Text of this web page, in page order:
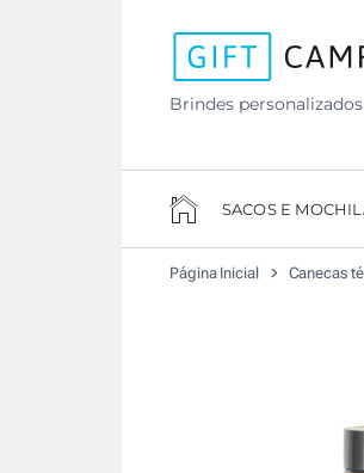
Brindes
SACOS E
Página Inicial Canecas